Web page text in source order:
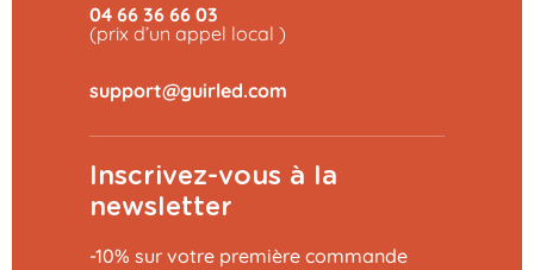
04 66 36 66 03
(prix d’un appel local )
Inscrivez-vous à la
newsletter
-10% sur votre première commande